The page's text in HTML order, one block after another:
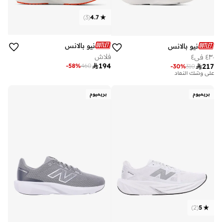
نيو بالانس
٤٣٠ في٤
217
310
-30%
توصيل مجاني
توصيل مجاني
4.7
(
3
)
نيو بالانس
فلاش
194
460
-58%
بريميوم
5
(
2
)
بريميوم